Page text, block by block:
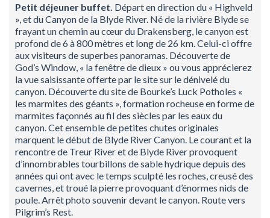
Petit déjeuner buffet. Départ en direction du « Highveld
», et du Canyon de la Blyde River. Né de la rivière Blyde se
frayant un chemin au cœur du Drakensberg, le canyon est
profond de 6 à 800 mètres et long de 26 km. Celui-ci offre
aux visiteurs de superbes panoramas. Découverte de
God’s Window, « la fenêtre de dieux » ou vous apprécierez
la vue saisissante offerte par le site sur le dénivelé du
canyon. Découverte du site de Bourke’s Luck Potholes «
les marmites des géants », formation rocheuse en forme de
marmites façonnés au fil des siècles par les eaux du
canyon. Cet ensemble de petites chutes originales
marquent le début de Blyde River Canyon. Le courant et la
rencontre de Treur River et de Blyde River provoquent
d’innombrables tourbillons de sable hydrique depuis des
années qui ont avec le temps sculpté les roches, creusé des
cavernes, et troué la pierre provoquant d’énormes nids de
poule. Arrêt photo souvenir devant le canyon. Route vers
Pilgrim’s Rest.